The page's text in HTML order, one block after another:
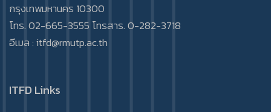
กรุงเทพมหานคร 10300
โทร. 02-665-3555 โทรสาร. 0-282-3718
อีเมล :itfd@rmutp.ac.th
ITFD Links